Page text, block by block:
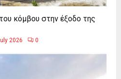
κόμβου στην έξοδο της
2026 0